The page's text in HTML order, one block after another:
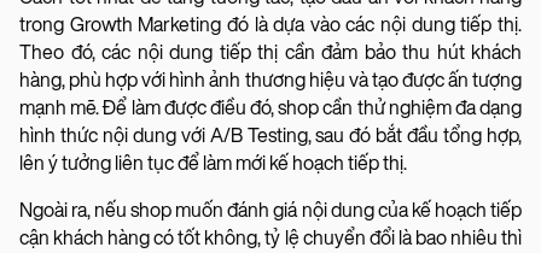
trong Growth Marketing đó là dựa vào các nội dung tiếp thị.
Theo đó, các nội dung tiếp thị cần đảm bảo thu hút khách
hàng, phù hợp với hình ảnh thương hiệu và tạo được ấn tượng
mạnh mẽ. Để làm được điều đó, shop cần thử nghiệm đa dạng
hình thức nội dung với A/B Testing, sau đó bắt đầu tổng hợp,
lên ý tưởng liên tục để làm mới kế hoạch tiếp thị.
Ngoài ra, nếu shop muốn đánh giá nội dung của kế hoạch tiếp
cận khách hàng có tốt không, tỷ lệ chuyển đổi là bao nhiêu thì